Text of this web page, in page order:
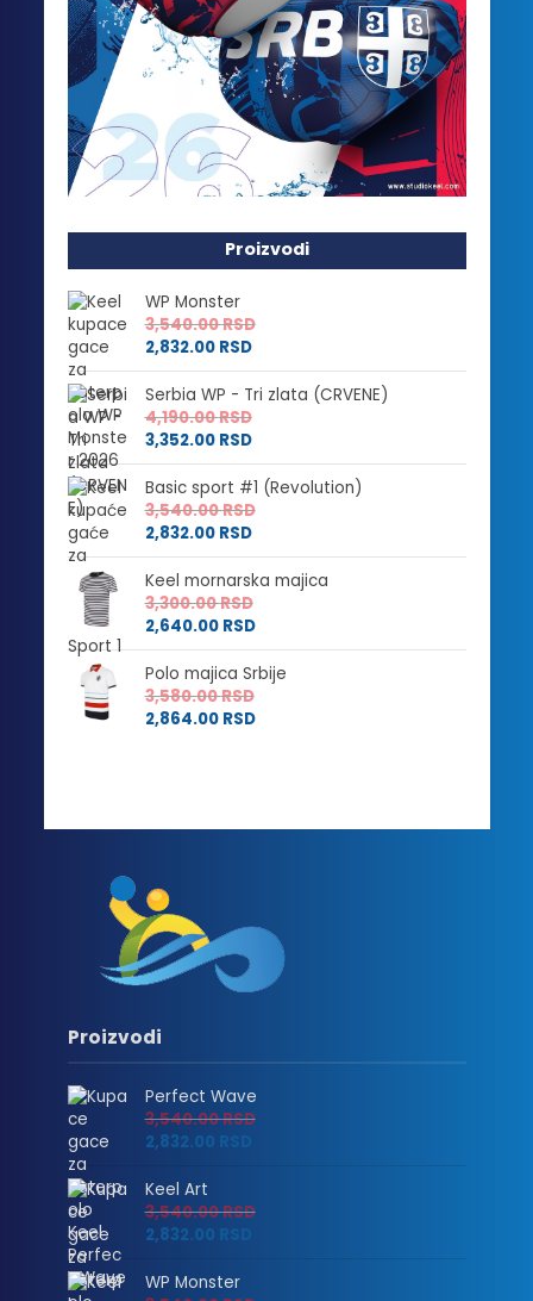
Proizvodi
WP Monster
3,540.00RSD
2,832.00 RSD
Serbia WP - Tri zlata (CRVENE)
4,190.00RSD
3,352.00 RSD
Basic sport #1 (Revolution)
3,540.00RSD
2,832.00 RSD
Keel mornarska majica
3,300.00RSD
2,640.00 RSD
Polo majica Srbije
3,580.00RSD
2,864.00 RSD
Proizvodi
Perfect Wave
3,540.00RSD
2,832.00 RSD
Keel Art
3,540.00RSD
2,832.00 RSD
WP Monster